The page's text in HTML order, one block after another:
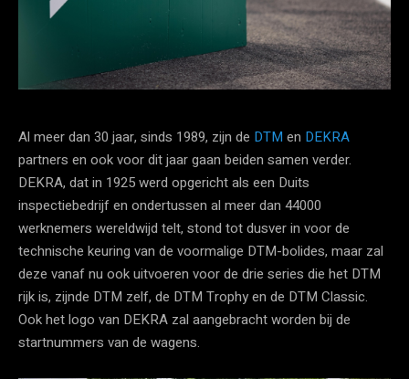
Al meer dan 30 jaar, sinds 1989, zijn de DTM en DEKRA
partners en ook voor dit jaar gaan beiden samen verder.
DEKRA, dat in 1925 werd opgericht als een Duits
inspectiebedrijf en ondertussen al meer dan 44000
werknemers wereldwijd telt, stond tot dusver in voor de
technische keuring van de voormalige DTM-bolides, maar zal
deze vanaf nu ook uitvoeren voor de drie series die het DTM
rijk is, zijnde DTM zelf, de DTM Trophy en de DTM Classic.
Ook het logo van DEKRA zal aangebracht worden bij de
startnummers van de wagens.